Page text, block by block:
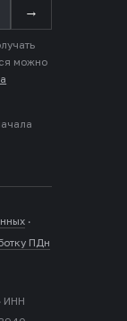
→
можно
·
ПДн
ИНН